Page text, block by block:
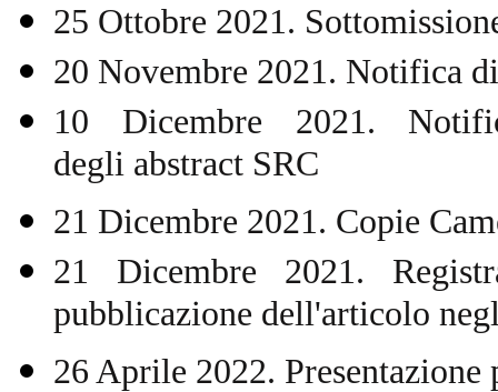
25 Ottobre 2021.
20 Novembre 2021. Notifica
10 Dicembre 2021. N
degli abstract SRC
21 Dicembre 2021. Copie
21 Dicembre 2021.
pubblicazione dell'articolo
26 Aprile 2022. Presentazione